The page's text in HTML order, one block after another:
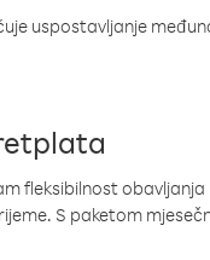
uspostavljanje
fleksibilnost
S paketom